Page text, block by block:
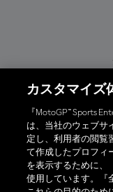
プ
カスタマイズ
『MotoGP™ Sports
は、当社のウェブサ
定し、利用者の閲覧
て作成したプロフィ
を表示するために、
使用しています。『